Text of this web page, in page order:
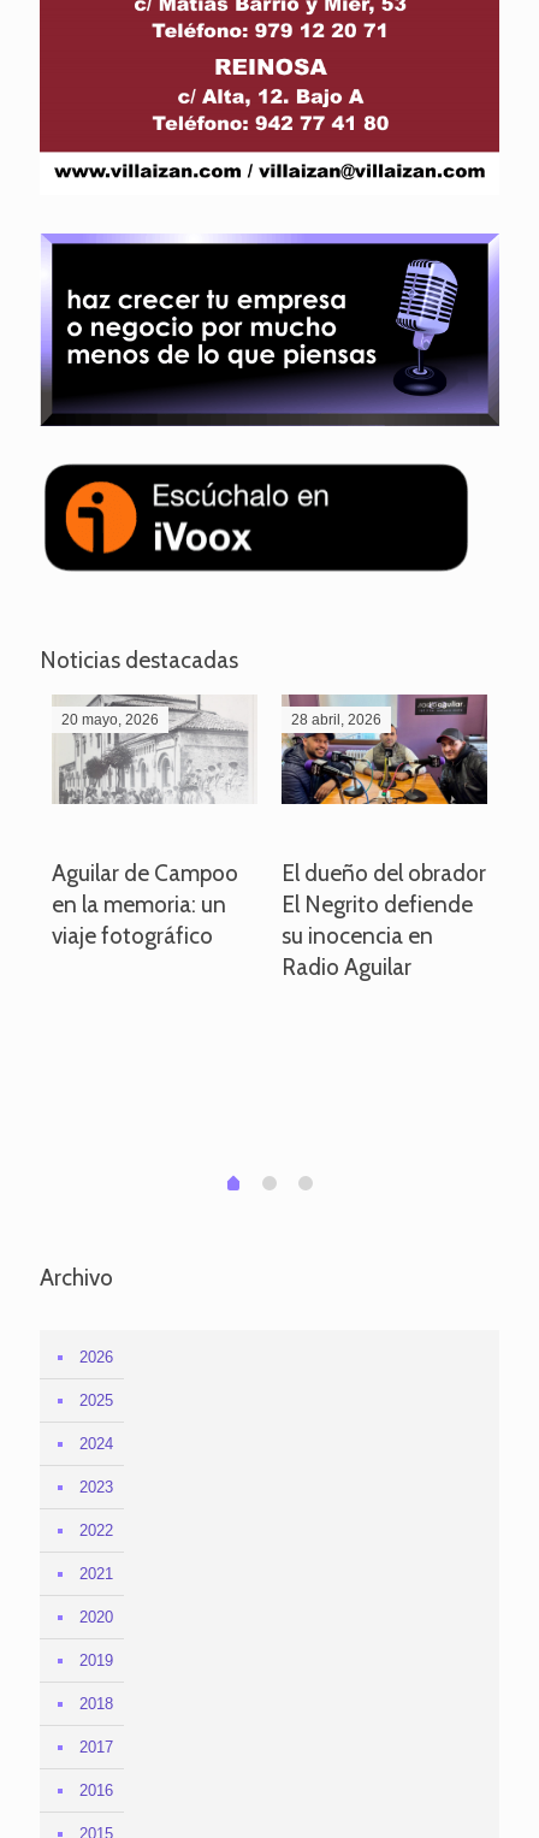
Noticias destacadas
20 mayo, 2026
Aguilar de Campoo
en la memoria: un
viaje fotográfico
28 abril, 2026
El dueño del obrador
El Negrito defiende
su inocencia en
Radio Aguilar
0 1 2
Archivo
2026
2025
2024
2023
2022
2021
2020
2019
2018
2017
2016
2015